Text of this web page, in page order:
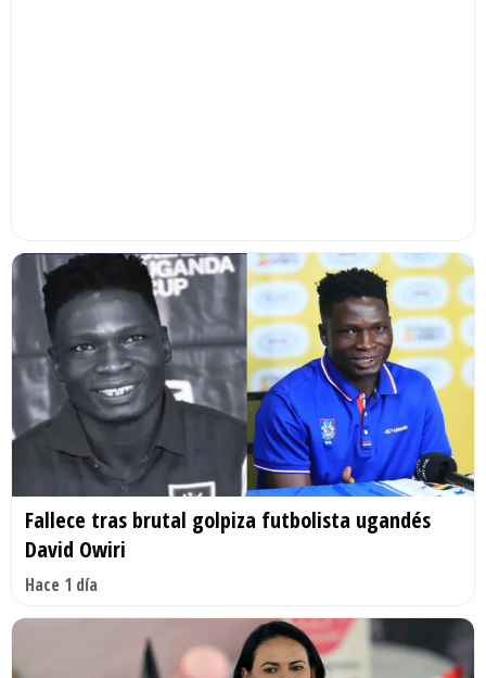
Fallece tras brutal golpiza futbolista ugandés
David Owiri
Hace 1 día